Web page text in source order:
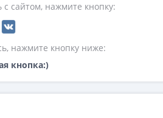
сайтом, нажмите кнопку:
нажмите кнопку ниже:
кнопка:)